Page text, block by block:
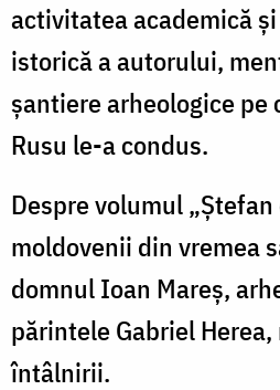
activitatea academică
istorică a autorului,
șantiere arheologice pe
Rusu le-a condus.
Despre volumul „Ștefan
moldovenii din vremea
domnul Ioan Mareș,
părintele Gabriel
întâlnirii.